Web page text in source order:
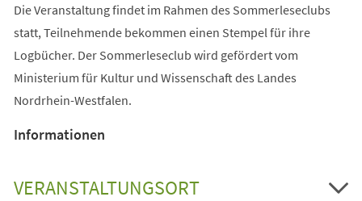
Die Veranstaltung findet im Rahmen des Sommerleseclubs
statt, Teilnehmende bekommen einen Stempel für ihre
Logbücher. Der Sommerleseclub wird gefördert vom
Ministerium für Kultur und Wissenschaft des Landes
Nordrhein-Westfalen.
Informationen
VERANSTALTUNGSORT